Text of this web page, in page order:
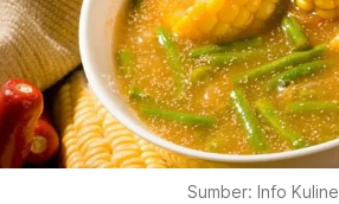
Sumber: Info